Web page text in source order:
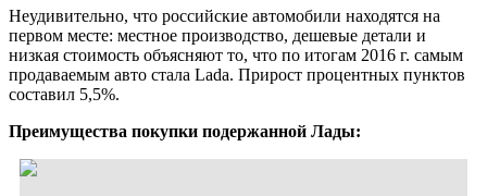
Неудивительно, что российские автомобили находятся на
первом месте: местное производство, дешевые детали и
низкая стоимость объясняют то, что по итогам 2016 г. самым
продаваемым авто стала Lada. Прирост процентных пунктов
составил 5,5%.
Преимущества покупки подержанной Лады: